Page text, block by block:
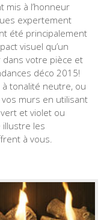
mis à l’honneur
expertement
été principalement
visuel qu’un
dans votre pièce et
déco 2015!
tonalité neutre, ou
murs en utilisant
et violet ou
illustre les
à vous.